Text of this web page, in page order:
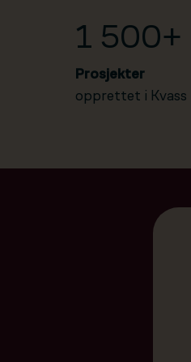
1 500+
Prosjekter
opprettet i Kvass